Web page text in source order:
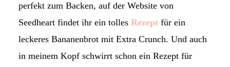
perfekt zum Backen, auf der Website von
Seedheart findet ihr ein tolles Rezeptfür ein
leckeres Bananenbrot mit Extra Crunch. Und auch
in meinem Kopf schwirrt schon ein Rezept für